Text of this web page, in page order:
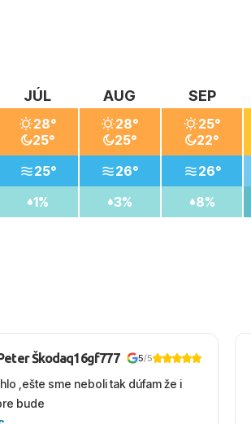
JÚL
28°
25°
25°
1%
AUG
28°
25°
26°
3%
SEP
25°
22°
26°
8%
Škodaq16gf777 5/5
,ešte sme neboli tak dúfam že i
bude